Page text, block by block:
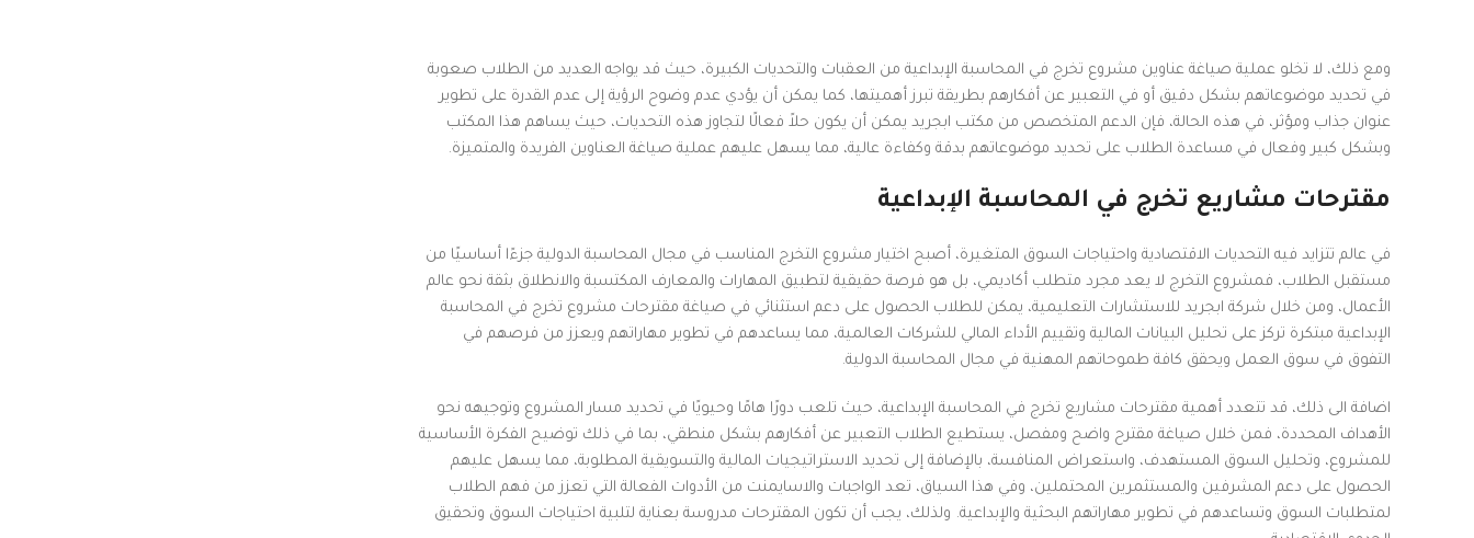
ومع ذلك، لا تخلو عملية صياغة عناوين مشروع تخرج في المحاسبة الإبداعية من العقبات والتحديات الكبيرة، حيث قد يواجه العديد من الطلاب صعوبة
في تحديد موضوعاتهم بشكل دقيق أو في التعبير عن أفكارهم بطريقة تبرز أهميتها، كما يمكن أن يؤدي عدم وضوح الرؤية إلى عدم القدرة على تطوير
عنوان جذاب ومؤثر، في هذه الحالة، فإن الدعم المتخصص من مكتب ابجريد يمكن أن يكون حلاً فعالًا لتجاوز هذه التحديات، حيث يساهم هذا المكتب
وبشكل كبير وفعال في مساعدة الطلاب على تحديد موضوعاتهم بدقة وكفاءة عالية، مما يسهل عليهم عملية صياغة العناوين الفريدة والمتميزة.
مقترحات مشاريع تخرج في المحاسبة الإبداعية
في عالم تتزايد فيه التحديات الاقتصادية واحتياجات السوق المتغيرة، أصبح اختيار مشروع التخرج المناسب في مجال المحاسبة الدولية جزءًا أساسيًا من
مستقبل الطلاب، فمشروع التخرج لا يعد مجرد متطلب أكاديمي، بل هو فرصة حقيقية لتطبيق المهارات والمعارف المكتسبة والانطلاق بثقة نحو عالم
الأعمال، ومن خلال شركة ابجريد للاستشارات التعليمية، يمكن للطلاب الحصول على دعم استثنائي في صياغة مقترحات مشروع تخرج في المحاسبة
الإبداعية مبتكرة تركز على تحليل البيانات المالية وتقييم الأداء المالي للشركات العالمية، مما يساعدهم في تطوير مهاراتهم ويعزز من فرصهم في
التفوق في سوق العمل ويحقق كافة طموحاتهم المهنية في مجال المحاسبة الدولية.
اضافة الى ذلك، قد تتعدد أهمية مقترحات مشاريع تخرج في المحاسبة الإبداعية، حيث تلعب دورًا هامًا وحيويًا في تحديد مسار المشروع وتوجيهه نحو
الأهداف المحددة، فمن خلال صياغة مقترح واضح ومفصل، يستطيع الطلاب التعبير عن أفكارهم بشكل منطقي، بما في ذلك توضيح الفكرة الأساسية
للمشروع، وتحليل السوق المستهدف، واستعراض المنافسة، بالإضافة إلى تحديد الاستراتيجيات المالية والتسويقية المطلوبة، مما يسهل عليهم
الحصول على دعم المشرفين والمستثمرين المحتملين، وفي هذا السياق، تعد الواجبات والاسايمنت من الأدوات الفعالة التي تعزز من فهم الطلاب
لمتطلبات السوق وتساعدهم في تطوير مهاراتهم البحثية والإبداعية. ولذلك، يجب أن تكون المقترحات مدروسة بعناية لتلبية احتياجات السوق وتحقيق